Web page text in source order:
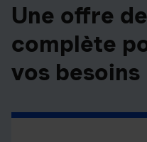
Une offre
complète
vos besoins